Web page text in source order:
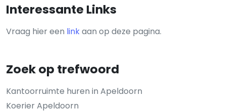
Interessante Links
Vraag hier een linkaan op deze pagina.
Zoek op trefwoord
Kantoorruimte huren in Apeldoorn
Koerier Apeldoorn